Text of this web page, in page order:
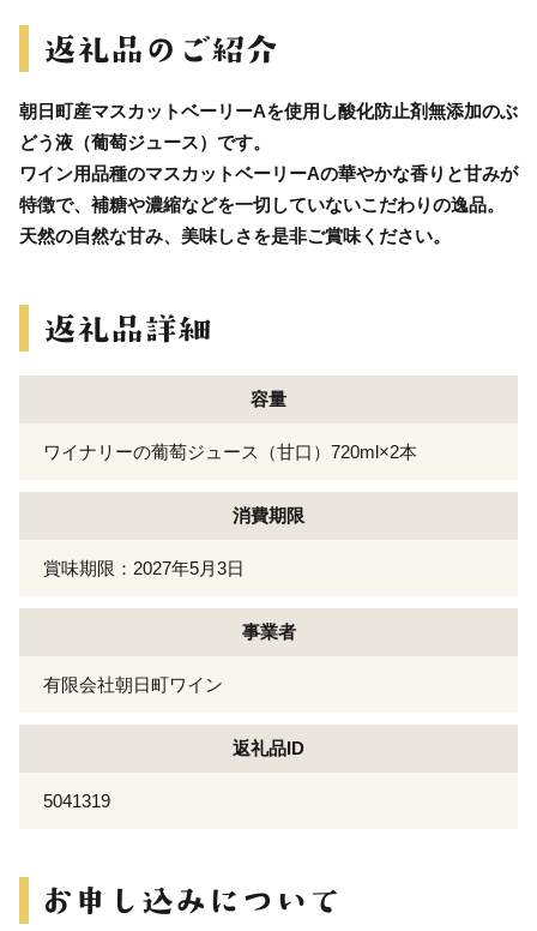
朝日町産マスカットベーリーAを使用し酸化防止剤無添加のぶ
どう液（葡萄ジュース）です。
ワイン用品種のマスカットベーリーAの華やかな香りと甘みが
特徴で、補糖や濃縮などを一切していないこだわりの逸品。
天然の自然な甘み、美味しさを是非ご賞味ください。
容量
ワイナリーの葡萄ジュース（甘口）720ml×2本
消費期限
賞味期限：2027年5月3日
事業者
有限会社朝日町ワイン
返礼品ID
5041319